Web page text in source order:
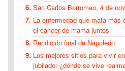
San Carlos Borromeo, 4 de
La enfermedad que mata más
el cáncer de mama juntos
Rendición final de Napoleón
Los mejores sitios para vivir
jubilado: ¿dónde se vive